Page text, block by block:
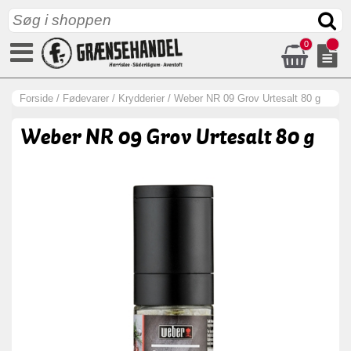
0
Forside / Fødevarer / Krydderier / Weber NR 09 Grov Urtesalt 80 g
Weber NR 09 Grov Urtesalt 80 g